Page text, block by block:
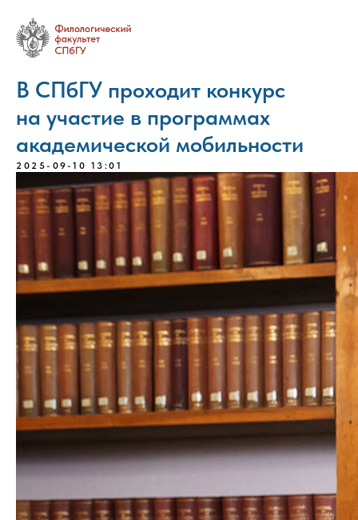
В СПбГУ проходит конкурс
на участие в программах
академической мобильности
2025-09-10 13:01